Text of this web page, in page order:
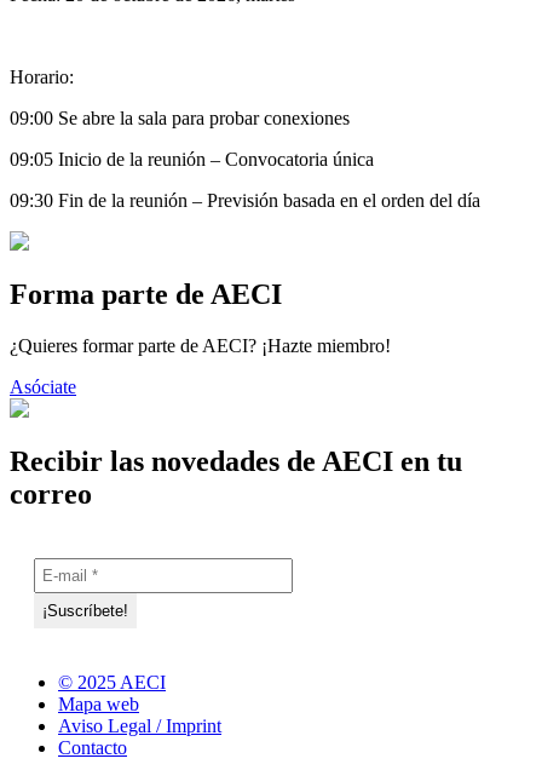
Horario:
09:00 Se abre la sala para probar conexiones
09:05 Inicio de la reunión – Convocatoria única
09:30 Fin de la reunión – Previsión basada en el orden del día
Forma parte de AECI
¿Quieres formar parte de AECI? ¡Hazte miembro!
Asóciate
Recibir las novedades de AECI en tu
correo
© 2025 AECI
Mapa web
Aviso Legal / Imprint
Contacto